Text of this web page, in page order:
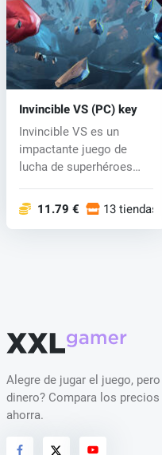
Invincible VS (PC) key
Invincible VS es un
impactante juego de
lucha de superhéroes
11.79 € 13 tiendas
Alegre de jugar el juego,
dinero? Compara los
ahorra.